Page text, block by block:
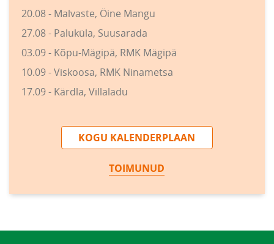
20.08 - Malvaste, Öine Mangu
27.08 - Paluküla, Suusarada
03.09 - Kõpu-Mägipä, RMK Mägipä
10.09 - Viskoosa, RMK Ninametsa
17.09 - Kärdla, Villaladu
KOGU KALENDERPLAAN
TOIMUNUD